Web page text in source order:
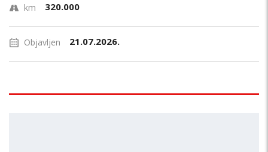
km 320.000
Objavljen 21.07.2026.